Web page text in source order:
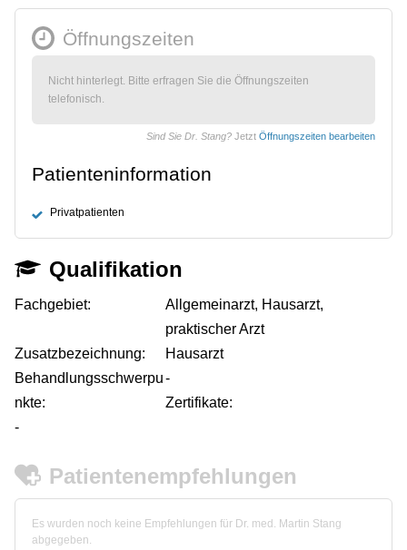
Öffnungszeiten
Nicht hinterlegt. Bitte erfragen Sie die Öffnungszeiten
telefonisch.
Sind Sie Dr. Stang? Jetzt Öffnungszeiten bearbeiten
Patienteninformation
Privatpatienten
Qualifikation
Fachgebiet:
Allgemeinarzt, Hausarzt,
praktischer Arzt
Zusatzbezeichnung:
Hausarzt
Behandlungsschwerpu
nkte:
-
Zertifikate:
-
Patientenempfehlungen
Es wurden noch keine Empfehlungen für Dr. med. Martin Stang
abgegeben.